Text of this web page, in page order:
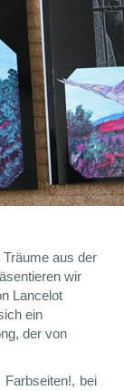
aus der
wir
Lancelot
ein
der von
bei